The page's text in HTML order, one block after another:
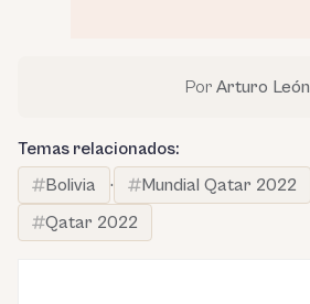
Por Arturo León
Temas relacionados:
Bolivia
· Mundial Qatar 2022
Qatar 2022